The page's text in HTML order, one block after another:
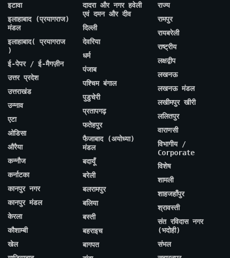
इटावा
इलाहाबाद (प्रयागराज)
मंडल
इलाहाबाद( प्रयागराज
)
ई-पेपर / ई-मैगज़ीन
उत्तर प्रदेश
उत्तराखंड
उन्नाव
एटा
ओडिसा
औरैया
कन्नौज
कर्नाटका
कानपुर नगर
कानपुर मंडल
केरला
कौशाम्बी
खेल
दादरा और नगर हवेली
एवं दमन और दीव
दिल्ली
देवरिया
धर्म
पंजाब
पश्चिम बंगाल
पुडुचेरी
प्रतापगढ़
फतेहपुर
फैजाबाद (अयोध्या)
मंडल
बदायूँ
बरेली
बलरामपुर
बलिया
बस्ती
बहराइच
बागपत
राज्य
रामपुर
रायबरेली
राष्ट्रीय
लक्षद्वीप
लखनऊ
लखनऊ मंडल
लखीमपुर खीरी
ललितपुर
वाराणसी
विभागीय /
Corporate
विशेष
शामली
शाहजहाँपुर
श्रावस्ती
संत रविदास नगर
(भदोही)
संभल